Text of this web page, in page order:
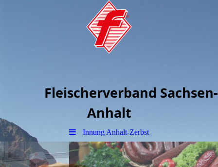
Fleischerverband Sachsen-
Anhalt
Innung Anhalt-Zerbst